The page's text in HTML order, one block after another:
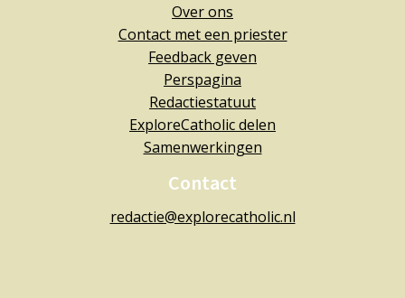
Over ons
Contact met een priester
Feedback geven
Perspagina
Redactiestatuut
ExploreCatholic delen
Samenwerkingen
Contact
redactie@explorecatholic.nl